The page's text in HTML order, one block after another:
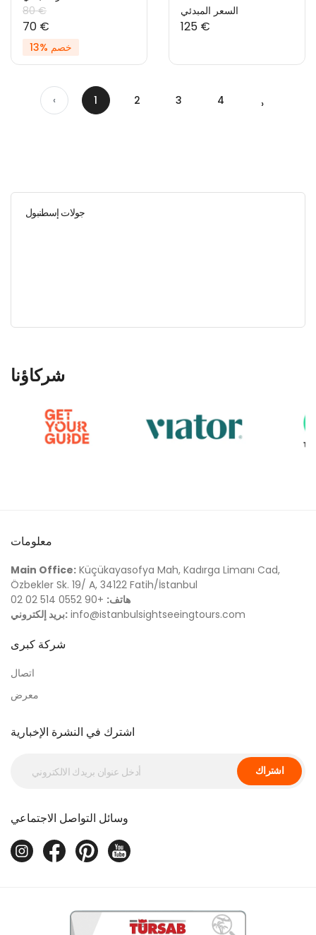
80 €
70 €
خصم %13
السعر المبدئي
125 €
‹ 1 2 3 4 ›
جولات إسطنبول
شركاؤنا
معلومات
Main Office: Küçükayasofya Mah, Kadırga Limanı Cad,
Özbekler Sk. 19/ A, 34122 Fatih/İstanbul
هاتف: +90 0552 514 02 02
بريد إلكتروني: info@istanbulsightseeingtours.com
شركة كبرى
اتصال
معرض
اشترك في النشرة الإخبارية
اشتراك
وسائل التواصل الاجتماعي